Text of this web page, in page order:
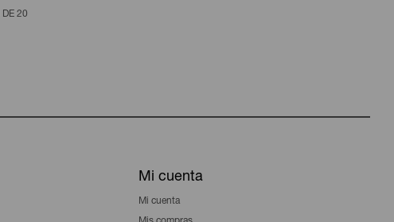
DE20
Mi cuenta
Mi cuenta